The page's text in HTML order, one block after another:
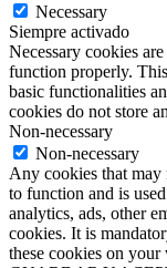
Necessary
Siempre activado
Necessary cookies
function properly.
basic functionalities
cookies do not store
Non-necessary
Non-necessary
Any cookies that may
to function and is
analytics, ads, other
cookies. It is
these cookies on your